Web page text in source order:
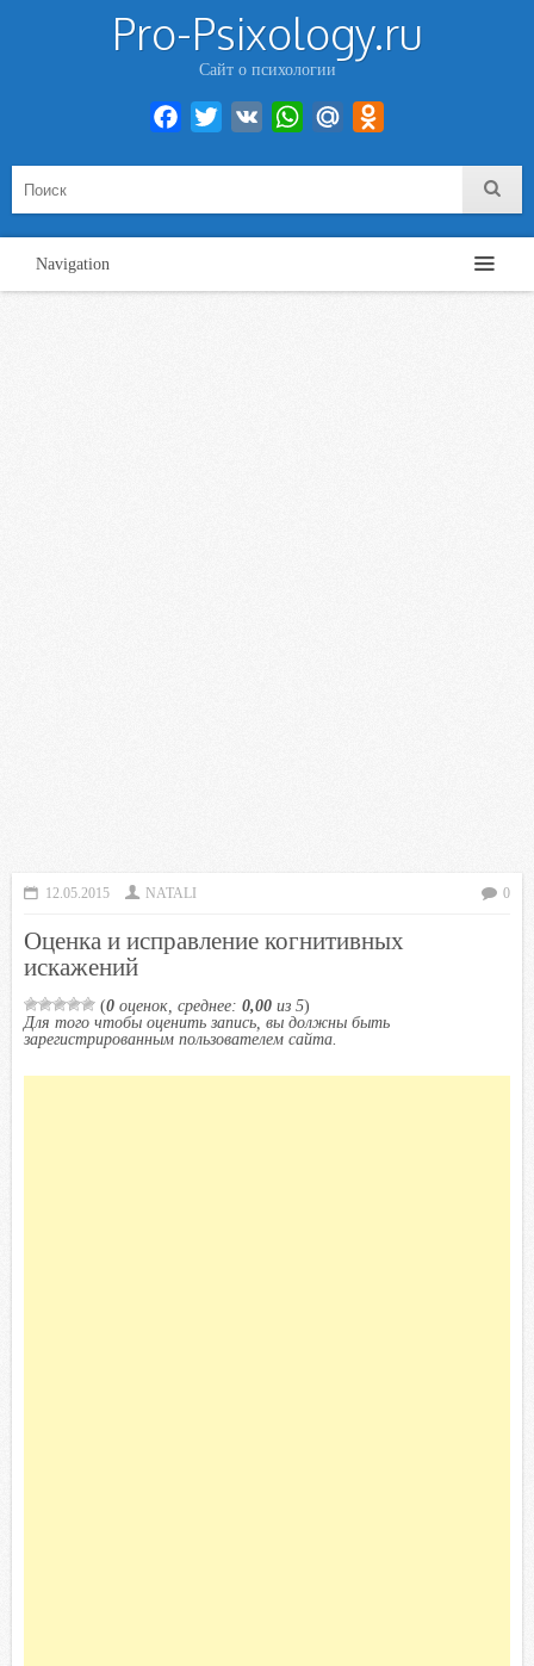
Pro-Psixology.ru
Сайт о психологии
Facebook
Twitter VK WhatsAppMail.Ru
Navigation
12.05.2015 NATALI 0
Оценка и исправление когнитивных
искажений
(0 оценок, среднее: 0,00 из 5)
Для того чтобы оценить запись, вы должны быть
зарегистрированным пользователем сайта.